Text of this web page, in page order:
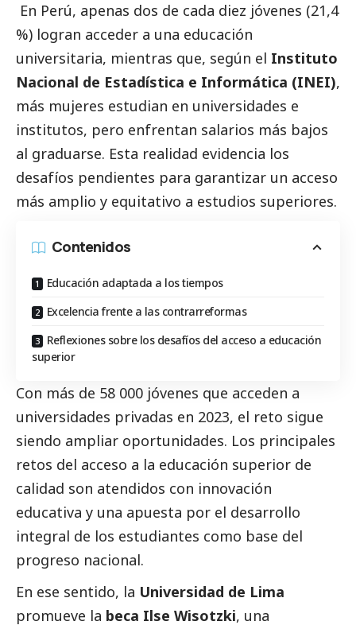
En Perú, apenas dos de cada diez jóvenes (21,4
%) logran acceder a una educación
universitaria, mientras que, según el Instituto
Nacional de Estadística e Informática (INEI),
más mujeres estudian en universidades e
institutos, pero enfrentan salarios más bajos
al graduarse. Esta realidad evidencia los
desafíos pendientes para garantizar un acceso
más amplio y equitativo a estudios superiores.
Contenidos
Educación adaptada a los tiempos
Excelencia frente a las contrarreformas
Reflexiones sobre los desafíos del acceso a educación
superior
Con más de 58 000 jóvenes que acceden a
universidades privadas en 2023, el reto sigue
siendo ampliar oportunidades. Los principales
retos del acceso a la educación superior de
calidad son atendidos con innovación
educativa y una apuesta por el desarrollo
integral de los estudiantes como base del
progreso nacional.
En ese sentido, la Universidad de Lima
promueve la beca Ilse Wisotzki, una